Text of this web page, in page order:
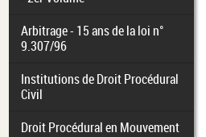
Arbitrage - 15 ans de la loi n°
9.307/96
Institutions de Droit Procédural
Civil
Droit Procédural en Mouvement